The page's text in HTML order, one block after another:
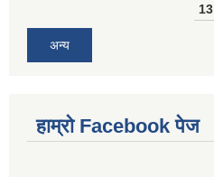
13
अन्य
हाम्राे Facebook पेज